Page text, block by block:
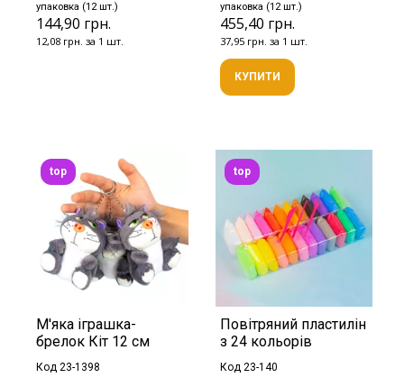
упаковка (12 шт.)
144,90 грн.
12,08 грн. за 1 шт.
упаковка (12 шт.)
455,40 грн.
37,95 грн. за 1 шт.
КУПИТИ
М'яка іграшка-
брелок Кіт 12 см
Код 23-1398
top
Повітряний пластилін
з 24 кольорів
Код 23-140
top